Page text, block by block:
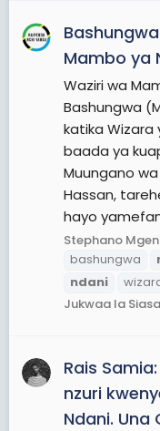
Mambo ya
Waziri wa
Bashungwa
katika Wizara
baada ya
Muungano wa
Hassan,
hayo
Stephano
bashungwa
ndani
Jukwaa la Siasa
Rais
nzuri
Ndani. Una